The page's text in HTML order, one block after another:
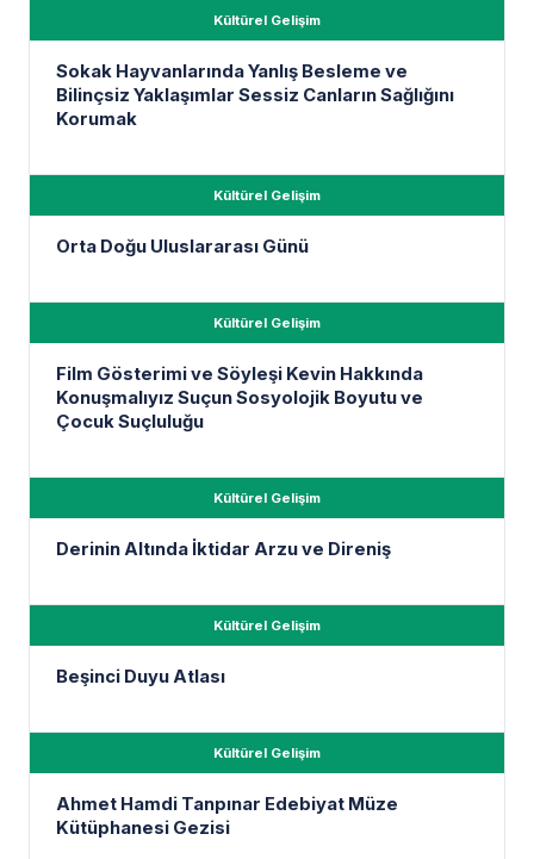
Kültürel Gelişim
Sokak Hayvanlarında Yanlış Besleme ve
Bilinçsiz Yaklaşımlar Sessiz Canların Sağlığını
Korumak
Kültürel Gelişim
Orta Doğu Uluslararası Günü
Kültürel Gelişim
Film Gösterimi ve Söyleşi Kevin Hakkında
Konuşmalıyız Suçun Sosyolojik Boyutu ve
Çocuk Suçluluğu
Kültürel Gelişim
Derinin Altında İktidar Arzu ve Direniş
Kültürel Gelişim
Beşinci Duyu Atlası
Kültürel Gelişim
Ahmet Hamdi Tanpınar Edebiyat Müze
Kütüphanesi Gezisi